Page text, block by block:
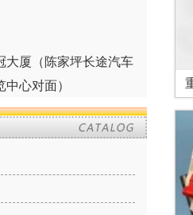
大厦（陈家坪长途汽车
心对面）